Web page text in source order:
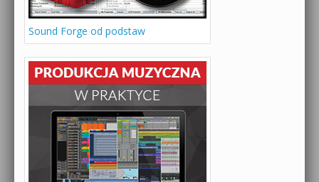
Sound Forge od podstaw